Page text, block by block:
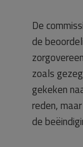
De
de
zoals
gekeken
reden,
de